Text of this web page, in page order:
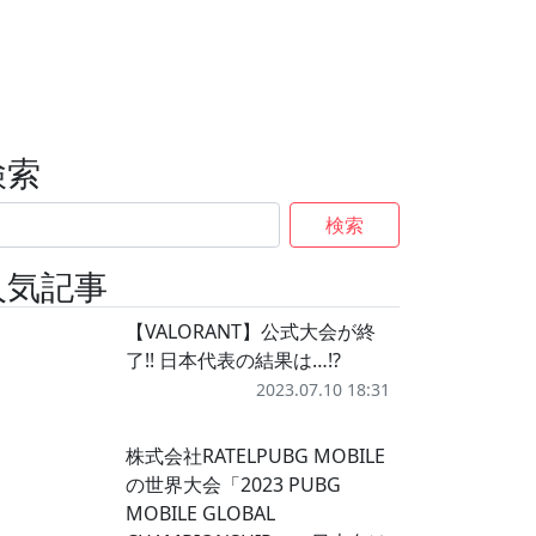
検索
記事
【VALORANT】公式大会が終
了!! 日本代表の結果は…!?
2023.07.10 18:31
株式会社RATELPUBG MOBILE
の世界大会「2023 PUBG
MOBILE GLOBAL